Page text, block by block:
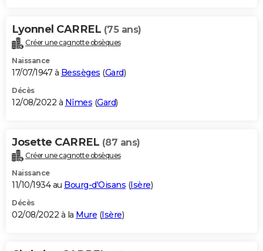
Lyonnel CARREL (75 ans)
Créer une cagnotte obsèques
Naissance
17/07/1947 à Bessèges (Gard)
Décès
12/08/2022 à Nîmes (Gard)
Josette CARREL (87 ans)
Créer une cagnotte obsèques
Naissance
11/10/1934 au Bourg-d'Oisans (Isère)
Décès
02/08/2022 à la Mure (Isère)